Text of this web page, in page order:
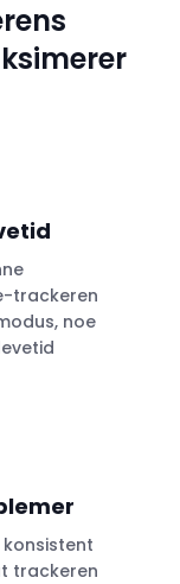
trackeren
noe
trackeren